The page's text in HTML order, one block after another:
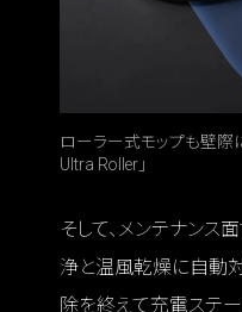
ローラー式モップも壁際
Ultra Roller」
そして、メンテナンス
浄と温風乾燥に自動
除を終えて充電ステー